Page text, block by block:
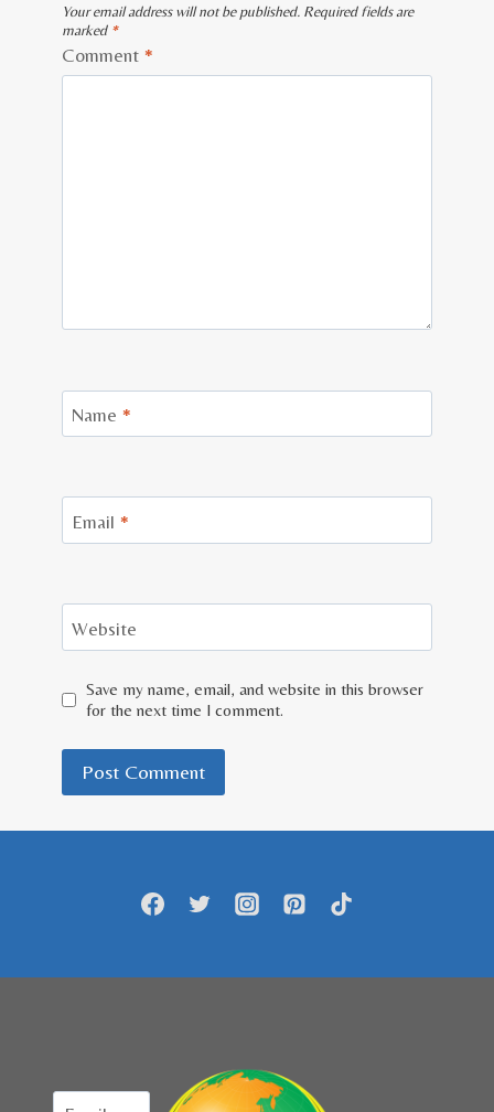
Your email address will not be published. Required fields are
marked *
Comment *
Name *
Email *
Website
Save my name, email, and website in this browser
for the next time I comment.